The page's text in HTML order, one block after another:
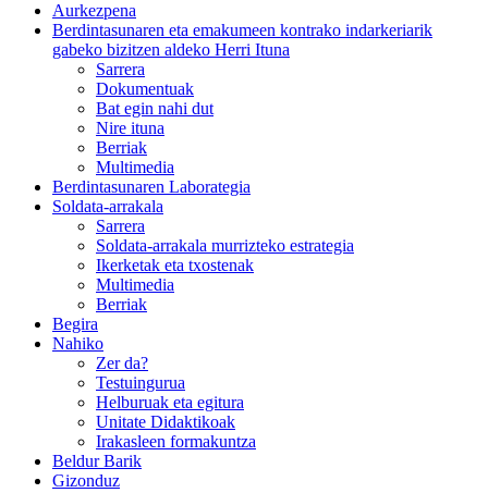
Aurkezpena
Berdintasunaren eta emakumeen kontrako indarkeriarik
gabeko bizitzen aldeko Herri Ituna
Sarrera
Dokumentuak
Bat egin nahi dut
Nire ituna
Berriak
Multimedia
Berdintasunaren Laborategia
Soldata-arrakala
Sarrera
Soldata-arrakala murrizteko estrategia
Ikerketak eta txostenak
Multimedia
Berriak
Begira
Nahiko
Zer da?
Testuingurua
Helburuak eta egitura
Unitate Didaktikoak
Irakasleen formakuntza
Beldur Barik
Gizonduz